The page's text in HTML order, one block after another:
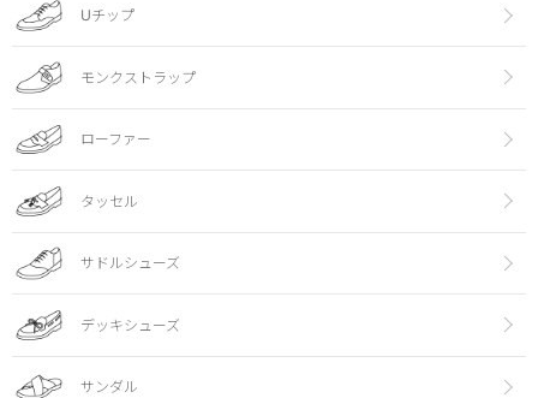
Uチップ
モンクストラップ
ローファー
タッセル
サドルシューズ
デッキシューズ
サンダル